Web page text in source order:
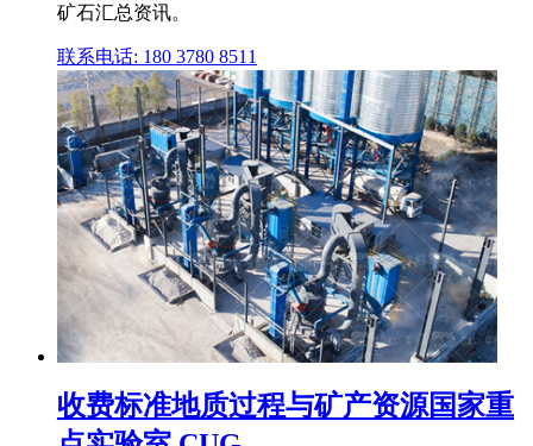
矿石汇总资讯。
联系电话: 180 3780 8511
收费标准地质过程与矿产资源国家重